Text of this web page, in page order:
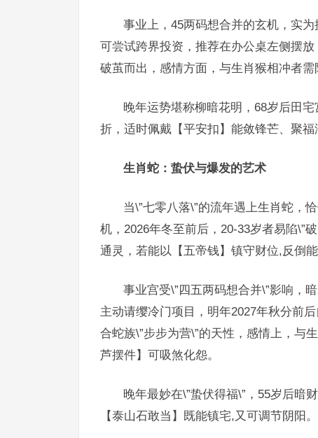
事业上，45两码想合并的玄机，实
可尝试跨界投资，推荐在办公桌左侧摆
破茧而出，感情方面，与生肖猴相冲者
晚年运势堪称柳暗花明，68岁后田
折，适时佩戴【平安扣】能敛锋芒、聚福
生肖蛇：蛰伏与爆发的艺术
当\”七零八落\”的流年遇上生肖蛇
机，2026年冬至前后，20-33岁者易陷\”
通灵，若能以【五帝钱】镇守财位,反倒
事业宫受\”四五两码想合并\”影响，
主动请缨冷门项目，明年2027年秋分前
合蛇族\”步步为营\”的天性，感情上，与
芦摆件】可吸煞化怨。
晚年最妙在\”蛰伏得福\”，55岁后暗
【泰山石敢当】既能镇宅,又可调节阴阳。